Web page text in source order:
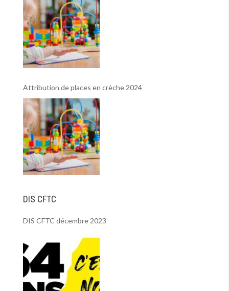
Attribution de places en crèche 2024
DIS CFTC
DIS CFTC décembre 2023